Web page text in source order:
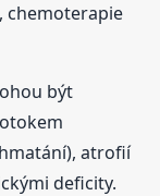
chemoterapie
být
atrofií
deficity.